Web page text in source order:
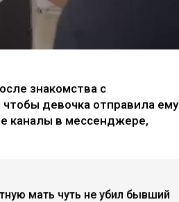
знакомства с
девочка отправила ему
каналы в мессенджере,
мать чуть не убил бывший